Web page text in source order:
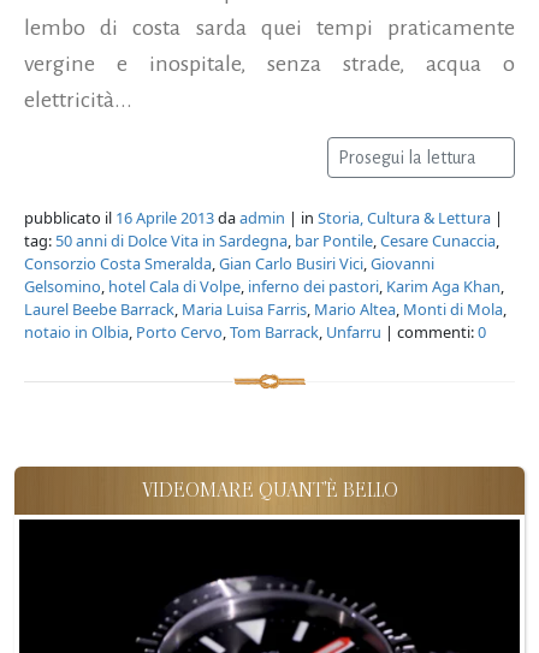
lembo di costa sarda quei tempi praticamente
vergine e inospitale, senza strade, acqua o
elettricità...
Prosegui la lettura
pubblicato il 16 Aprile 2013daadmin | in Storia, Cultura & Lettura |
tag: 50 anni di Dolce Vita in Sardegna, bar Pontile,Cesare Cunaccia,
Consorzio Costa Smeralda,Gian Carlo Busiri Vici,Giovanni
Gelsomino, hotel Cala di Volpe, inferno dei pastori, Karim Aga Khan,
Laurel Beebe Barrack, Maria Luisa Farris, Mario Altea, Monti di Mola,
notaio in Olbia, Porto Cervo,Tom Barrack, Unfarru | commenti:0
VIDEOMARE QUANT'È BELLO